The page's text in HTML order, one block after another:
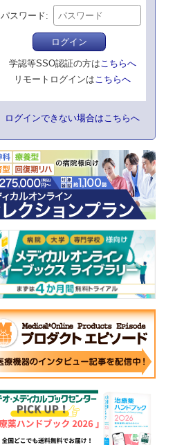
パスワード
ログイン
学認等SSO認証の方はこちらへ
リモートログインはこちらへ
ログインできない場合はこちらへ